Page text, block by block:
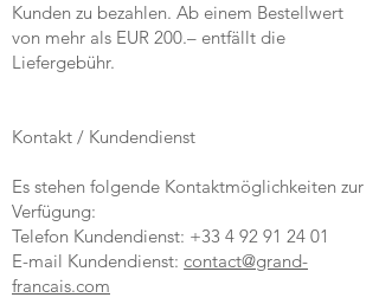
Kunden zu bezahlen. Ab einem Bestellwert
von mehr als EUR 200.– entfällt die
Liefergebühr.
Kontakt / Kundendienst
Es stehen folgende Kontaktmöglichkeiten zur
Verfügung:
Telefon Kundendienst: +33 4 92 91 24 01
E-mail Kundendienst: contact@grand-
francais.com